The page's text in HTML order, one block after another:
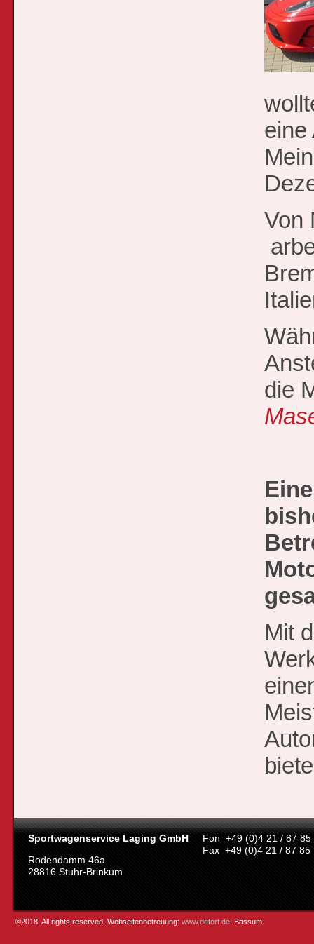
eine
Von
die
Mit
Sportwagenservice Laging GmbH
Rodendamm 46a
28816 Stuhr-Brinkum
Fon +49 (0)4 21 / 87 85
Fax +49 (0)4 21 / 87 85
©2018. All rights reserved. Webseitenbetreuung: www.defort.de , Bassum.